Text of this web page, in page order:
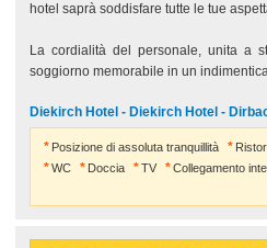
hotel saprà soddisfare tutte le tue
La cordialità del personale, unita a
soggiorno memorabile in un
Diekirch Hotel - Diekirch Hotel -
Posizione di assoluta tranquillità
WC
Doccia TV Collegamento